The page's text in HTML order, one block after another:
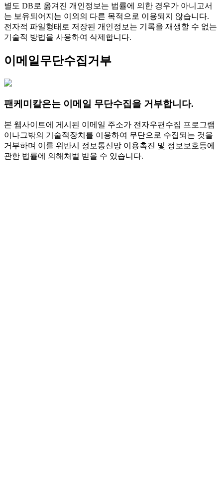
별도 DB로 옮겨진 개인정보는 법률에 의한 경우가 아니고서
는 보유되어지는 이외의 다른 목적으로 이용되지 않습니다.
전자적 파일형태로 저장된 개인정보는 기록을 재생할 수 없는
기술적 방법을 사용하여 삭제합니다.
이메일무단수집거부
팬케미칼은는 이메일 무단수집을 거부합니다.
본 웹사이트에 게시된 이메일 주소가 전자우편수집 프로그램
이나그밖의 기술적장치를 이용하여 무단으로 수집되는 것을
거부하며 이를 위반시 정보통신망 이용촉진 및 정보보호등에
관한 법률에 의해처벌 받을 수 있습니다.